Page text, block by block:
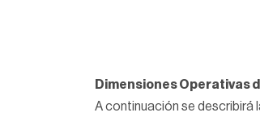
Dimensiones Operativas
A continuación se describirá